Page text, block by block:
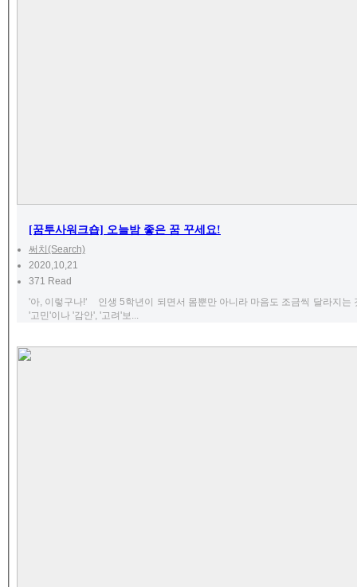
[꿈투사워크숍] 오늘밤 좋은 꿈 꾸세요!
써치(Search)
2020,10,21
371 Read
'아, 이렇구나!‘ 인생 5학년이 되면서 몸뿐만 아니라 마음도 조금씩 달라지는
'고민'이나 '감안', '고려'보...